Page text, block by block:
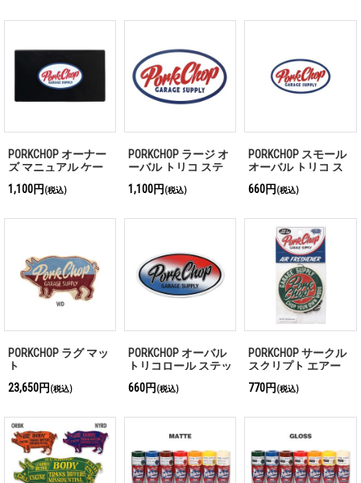
PORKCHOP オーナー
ズ マニュアル ケー
ス オーバル
1,100円 (税込)
PORKCHOP ラージ オ
ーバル トリコ ステ
ッカー
1,100円 (税込)
PORKCHOP スモール
オーバル トリコ ス
テッカー
660円 (税込)
PORKCHOP ラグ マッ
ト
23,650円(税込)
PORKCHOP オーバル
トリコロール ステッ
660円(税込)
PORKCHOP サークル
スクリプト エアー
770円(税込)